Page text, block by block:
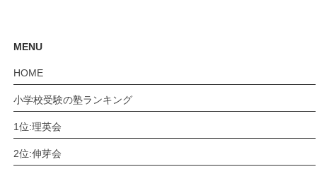
MENU
HOME
小学校受験の塾ランキング
1位:理英会
2位:伸芽会